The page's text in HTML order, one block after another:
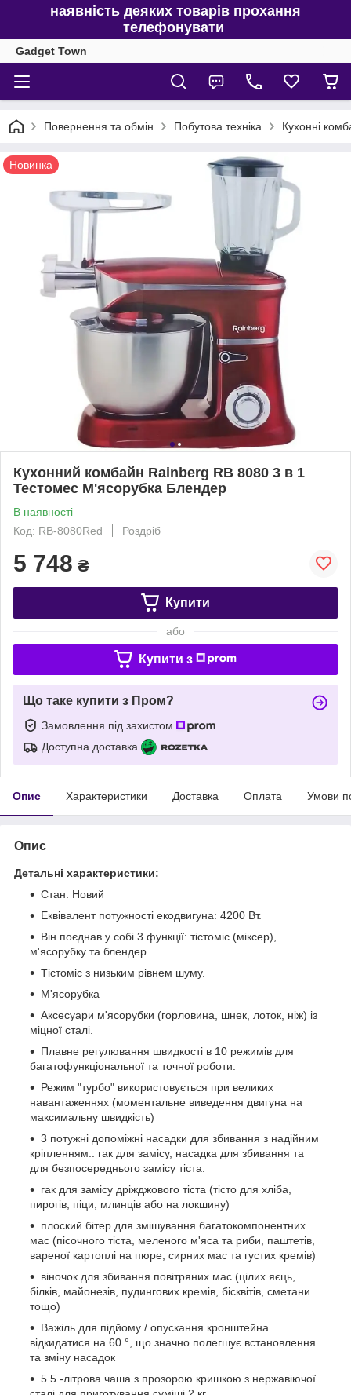
наявність деяких товарів прохання
телефонувати
Gadget Town
Повернення та обмін Побутова техніка Кухонні
Новинка
Кухонний комбайн Rainberg RB 8080 3 в 1
Тестомес М'ясорубка Блендер
В наявності
Код: RB-8080Red
Роздріб
5 748 ₴
Купити
або
Купити з
Що таке купити з Пром?
Замовлення під захистом
Доступна доставка
Опис Характеристики Доставка Оплата Умови
Опис
Детальні характеристики:
Стан: Новий
Еквівалент потужності екодвигуна: 4200 Вт.
Він поєднав у собі 3 функції: тістоміс (міксер),
м'ясорубку та блендер
Тістоміс з низьким рівнем шуму.
М'ясорубка
Аксесуари м'ясорубки (горловина, шнек, лоток, ніж) із
міцної сталі.
Плавне регулювання швидкості в 10 режимів для
багатофункціональної та точної роботи.
Режим "турбо" використовується при великих
навантаженнях (моментальне виведення двигуна на
максимальну швидкість)
3 потужні допоміжні насадки для збивання з надійним
кріпленням:: гак для замісу, насадка для збивання та
для безпосереднього замісу тіста.
гак для замісу дріжджового тіста (тісто для хліба,
пирогів, піци, млинців або на локшину)
плоский бітер для змішування багатокомпонентних
мас (пісочного тіста, меленого м'яса та риби, паштетів,
вареної картоплі на пюре, сирних мас та густих кремів)
віночок для збивання повітряних мас (цілих яєць,
білків, майонезів, пудингових кремів, бісквітів, сметани
тощо)
Важіль для підйому / опускання кронштейна
відкидатися на 60 °, що значно полегшує встановлення
та зміну насадок
5.5 -літрова чаша з прозорою кришкою з нержавіючої